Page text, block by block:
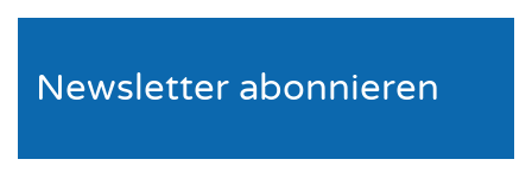
Newsletter abonnieren